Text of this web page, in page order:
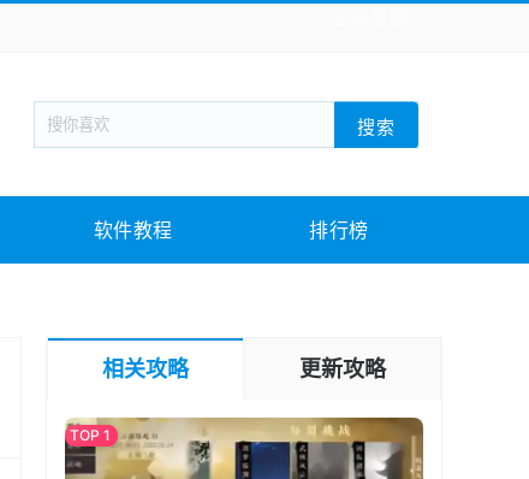
新闻阅读 旅游出行 生活实用
回合网游 战棋游戏 枪战射击
教育教学 游戏娱乐 系统软件 素材下载
搜索
软件教程 排行榜
相关攻略 更新攻略